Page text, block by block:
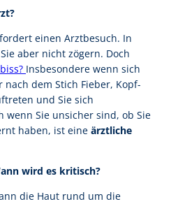
einen Arztbesuch. In
aber nicht zögern. Doch
Insbesondere wenn sich
dem Stich Fieber, Kopf-
und Sie sich
wenn Sie unsicher sind, ob Sie
haben, ist eine ärztliche
wird es kritisch?
die Haut rund um die